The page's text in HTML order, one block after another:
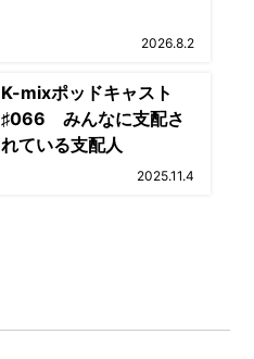
2026.8.2
K-mixポッドキャスト
♯066 みんなに支配さ
れている支配人
2025.11.4